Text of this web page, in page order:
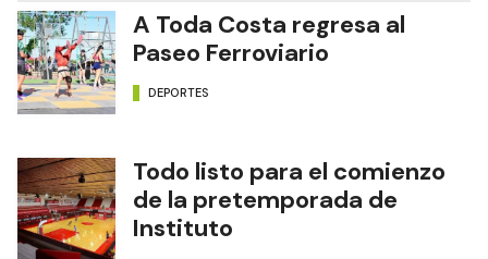
A Toda Costa regresa al
Paseo Ferroviario
DEPORTES
Todo listo para el comienzo
de la pretemporada de
Instituto